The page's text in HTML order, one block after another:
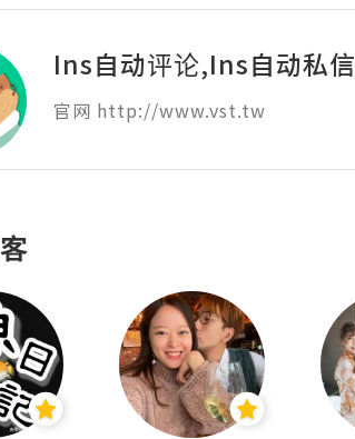
Ins自动评论,Ins自动私信
官网 http://www.vst.tw